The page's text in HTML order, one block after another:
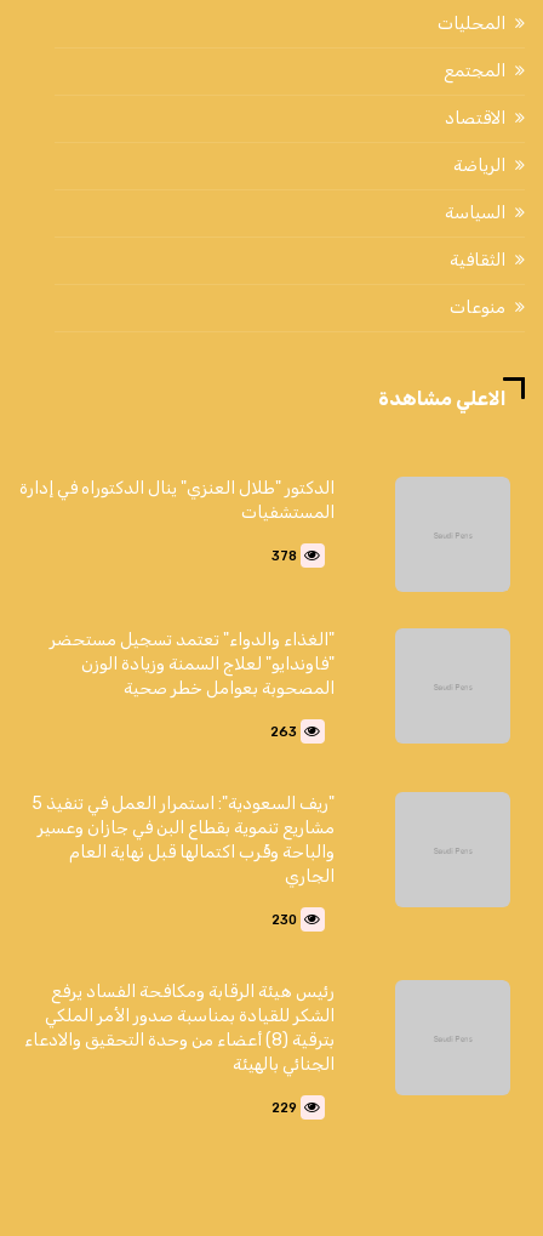
المحليات
المجتمع
الاقتصاد
الرياضة
السياسة
الثقافية
منوعات
الاعلي مشاهدة
الدكتور "طلال العنزي" ينال الدكتوراه في إدارة
المستشفيات
378
"الغذاء والدواء" تعتمد تسجيل مستحضر
"فاوندايو" لعلاج السمنة وزيادة الوزن
المصحوبة بعوامل خطر صحية
263
"ريف السعودية": استمرار العمل في تنفيذ 5
مشاريع تنموية بقطاع البن في جازان وعسير
والباحة وقُرب اكتمالها قبل نهاية العام
الجاري
230
رئيس هيئة الرقابة ومكافحة الفساد يرفع
الشكر للقيادة بمناسبة صدور الأمر الملكي
بترقية (8) أعضاء من وحدة التحقيق والادعاء
الجنائي بالهيئة
229